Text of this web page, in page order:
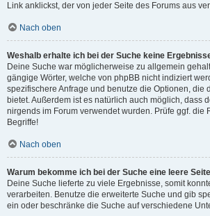
Link anklickst, der von jeder Seite des Forums aus
Nach oben
Weshalb erhalte ich bei der Suche keine
Deine Suche war möglicherweise zu allgemein
gängige Wörter, welche von phpBB nicht indiziert
spezifischere Anfrage und benutze die Optionen, die
bietet. Außerdem ist es natürlich auch möglich, dass
nirgends im Forum verwendet wurden. Prüfe ggf. die
Begriffe!
Nach oben
Warum bekomme ich bei der Suche eine leere
Deine Suche lieferte zu viele Ergebnisse, somit
verarbeiten. Benutze die erweiterte Suche und gib
ein oder beschränke die Suche auf verschiedene